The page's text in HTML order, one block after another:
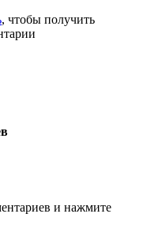
, чтобы получить
и нажмите